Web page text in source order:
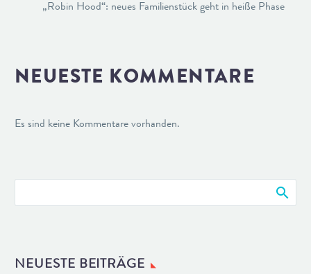
„Robin Hood“: neues Familienstück geht in heiße Phase
NEUESTE KOMMENTARE
Es sind keine Kommentare vorhanden.
NEUESTE BEITRÄGE